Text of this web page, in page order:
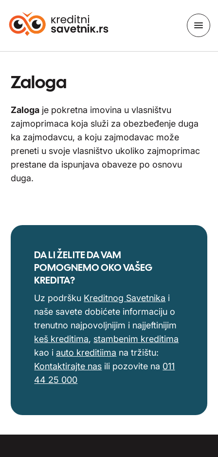
Zaloga
Zaloga je pokretna imovina u vlasništvu
zajmoprimaca koja služi za obezbeđenje duga
ka zajmodavcu, a koju zajmodavac može
preneti u svoje vlasništvo ukoliko zajmoprimac
prestane da ispunjava obaveze po osnovu
duga.
DA LI ŽELITE DA VAM
POMOGNEMO OKO VAŠEG
KREDITA?
Uz podršku Kreditnog Savetnika i
naše savete dobićete informaciju o
trenutno najpovoljnijim i najjeftinijim
keš kreditima, stambenim kreditima
kao iauto kreditiima na tržištu:
Kontaktirajte nas ili pozovite na 011
44 25 000